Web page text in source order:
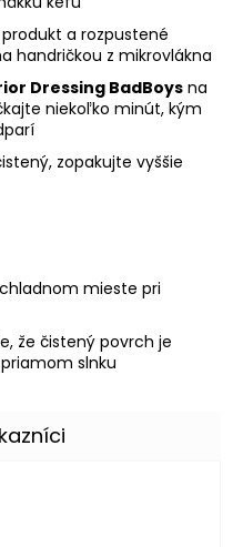
a rozpustené
handričkou z mikrovlákna
Dressing BadBoys na
niekoľko minút, kým
zopakujte vyššie
mieste pri
že čistený povrch je
slnku
je 5 z 5 hviezdičiek.